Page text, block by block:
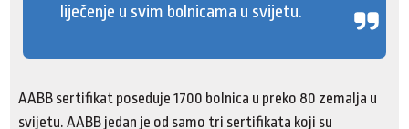
liječenje u svim bolnicama u svijetu.
AABB sertifikat poseduje 1700 bolnica u preko 80 zemalja u
svijetu. AABB jedan je od samo tri sertifikata koji su